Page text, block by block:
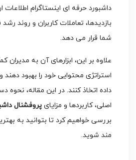
داشبورد حرفه ای اینستاگرام اطلاعات
بازدیدها، تعاملات کاربران و روند رشد
شما قرار می دهد.
علاوه بر این، ابزارهای آن به مدیران
استراتژی محتوایی خود را بهبود
داده اتخاذ کنند. در این مقاله،
اصلی، کاربردها و مزایای پروفشنال
بررسی خواهیم کرد تا بتوانید به
مند شوید.